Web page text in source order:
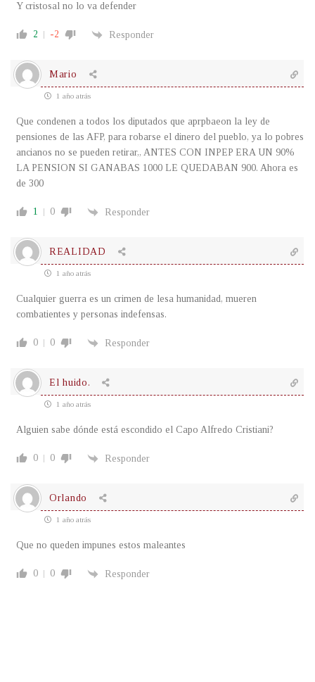
Y cristosal no lo va defender
2 -2 Responder
Mario
1 año atrás
Que condenen a todos los diputados que aprpbaeon la ley de
pensiones de las AFP, para robarse el dinero del pueblo, ya lo pobres
ancianos no se pueden retirar,, ANTES CON INPEP ERA UN 90%
LA PENSION SI GANABAS 1000 LE QUEDABAN 900. Ahora es
de 300
1 0 Responder
REALIDAD
1 año atrás
Cualquier guerra es un crimen de lesa humanidad, mueren
combatientes y personas indefensas.
0 0 Responder
El huido.
1 año atrás
Alguien sabe dónde está escondido el Capo Alfredo Cristiani?
0 0 Responder
Orlando
1 año atrás
Que no queden impunes estos maleantes
0 0 Responder